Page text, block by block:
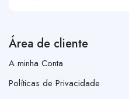
Área de cliente
A minha Conta
Políticas de Privacidade